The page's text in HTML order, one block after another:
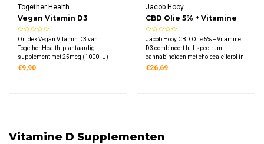
Together Health
Vegan Vitamin D3
Ontdek Vegan Vitamin D3 van
Together Health: plantaardig
supplement met 25mcg (1000 IU)
vitamine D3 uit korstmos Noord-
€9,90
Jacob Hooy
CBD Olie 5% + Vitamine
D3
Jacob Hooy CBD Olie 5% + Vitamine
D3 combineert full-spectrum
cannabinoïden met cholecalciferol in
één supplement. Deze innovatieve
€26,69
Vitamine D Supplementen